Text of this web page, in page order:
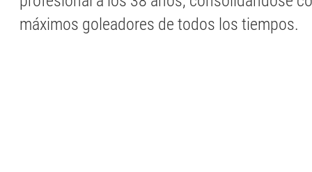
máximos goleadores de todos los tiempos.